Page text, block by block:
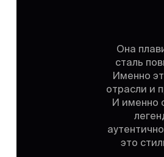
Она
сталь
Именно
отрасли и
И именно
это